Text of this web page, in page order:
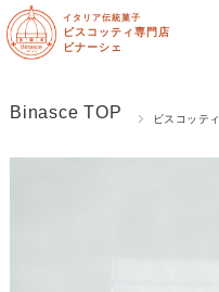
イタリア伝統菓子
ビスコッティ専門店
ビナーシェ
Binasce TOP ビスコッティ